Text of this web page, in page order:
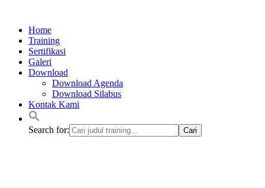
kontenHome
Training
Sertifikasi
Galeri
Download
Download Agenda
Download Silabus
Kontak Kami
Search for: